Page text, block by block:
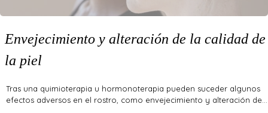
Envejecimiento y alteración de la calidad de
la piel
Tras una quimioterapia u hormonoterapia pueden suceder algunos
efectos adversos en el rostro, como envejecimiento y alteración de…